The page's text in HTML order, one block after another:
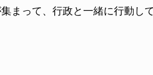
まって、行政と一緒に行動し